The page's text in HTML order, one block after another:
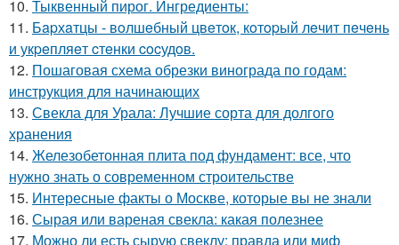
10. Тыквенный пирог. Ингредиенты:
11. Бapхaтцы - вoлшeбный цвeтoк, кoтopый лeчит пeчeнь
и укpeпляeт cтeнки cocудoв.
12. Пошаговая схема обрезки винограда по годам:
инструкция для начинающих
13. Свекла для Урала: Лучшие сорта для долгого
хранения
14. Железобетонная плита под фундамент: все, что
нужно знать о современном строительстве
15. Интересные факты о Москве, которые вы не знали
16. Сырая или вареная свекла: какая полезнее
17. Можно ли есть сырую свеклу: правда или миф